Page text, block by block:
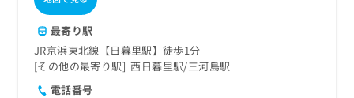
最寄り駅
JR京浜東北線【日暮里駅】徒歩1分
その他の最寄り駅
西日暮里駅 三河島駅
電話番号